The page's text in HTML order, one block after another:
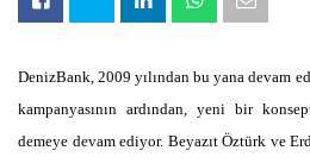
DenizBank, 2009 yılından bu yana devam
kampanyasının ardından, yeni bir
demeye devam ediyor. Beyazıt Öztürk ve